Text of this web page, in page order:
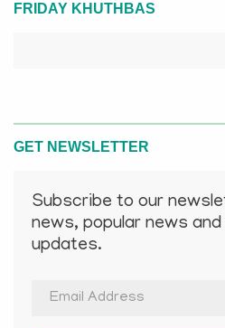
FRIDAY KHUTHBAS
GET NEWSLETTER
Subscribe to our
news, popular news
updates.